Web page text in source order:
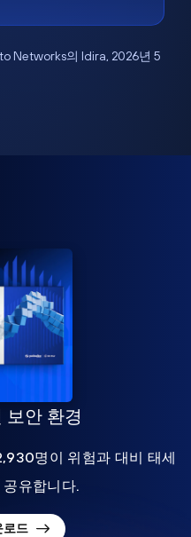
Networks의 Idira, 2026년 5
보안 환경
명이 위험과 대비 태세
유합니다.
로드